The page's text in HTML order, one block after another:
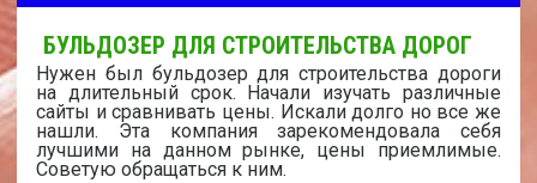
БУЛЬДОЗЕР ДЛЯ СТРОИТЕЛЬСТВА ДОРОГ
Нужен был бульдозер для строительства дороги
на длительный срок. Начали изучать различные
сайты и сравнивать цены. Искали долго но все же
нашли. Эта компания зарекомендовала себя
лучшими на данном рынке, цены приемлимые.
Советую обращаться к ним.